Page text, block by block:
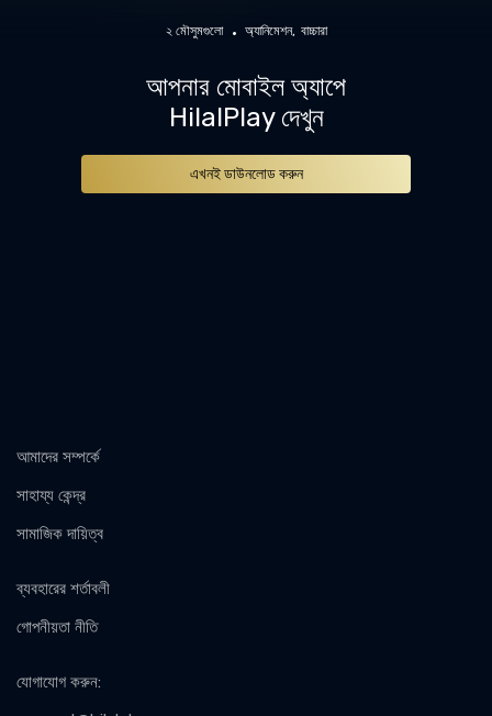
২ মৌসুমগুলো অ্যানিমেশন বাচ্চারা
আপনার মোবাইল অ্যাপে
HilalPlay দেখুন
এখনই ডাউনলোড করুন
আমাদের সম্পর্কে
সাহায্য কেন্দ্র
সামাজিক দায়িত্ব
ব্যবহারের শর্তাবলী
গোপনীয়তা নীতি
যোগাযোগ করুন: